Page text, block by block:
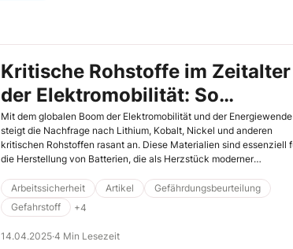
Kritische Rohstoffe im Zeitalter
der Elektromobilität: So
schützen Sie Ihre Mitarbeiter
Mit dem globalen Boom der Elektromobilität und der Energiewende
steigt die Nachfrage nach Lithium, Kobalt, Nickel und anderen
kritischen Rohstoffen rasant an. Diese Materialien sind essenziell für
die Herstellung von Batterien, die als Herzstück moderner
erhebliche Risiken für die Gesundheit der Beschäftigten und die
Sicherheit am Arbeitsplatz. Dieser Artikel beleuchtet die Gefahren,
Herausforderungen und notwendigen Schutzmaßnahmen, um eine
sichere Arbeitsumgebung zu gewährleisten.
Arbeitssicherheit Artikel
Gefährdungsbeurteilung
Gefahrstoff
+4
14.04.2025·4 Min Lesezeit